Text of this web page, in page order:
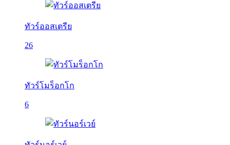
ทัวร์ออสเตรีย
26
ทัวร์โมร็อกโก
6